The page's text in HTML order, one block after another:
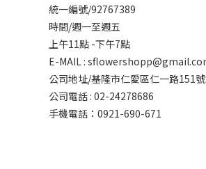
統一編號/92767389
時間/週一至週五
上午11點 -下午7點
E-MAIL :
公司地址/基隆市仁愛區仁一路151號
公司電話 : 02-24278686
手機電話：0921-690-671